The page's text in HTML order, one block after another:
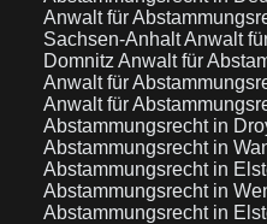
Anwalt für
Sachsen-AnhaltAnwalt
Domnitz Anwalt für
Anwalt für
Anwalt für
Abstammungsrecht in
Abstammungsrecht in
Abstammungsrecht in
Abstammungsrecht in
Abstammungsrecht in